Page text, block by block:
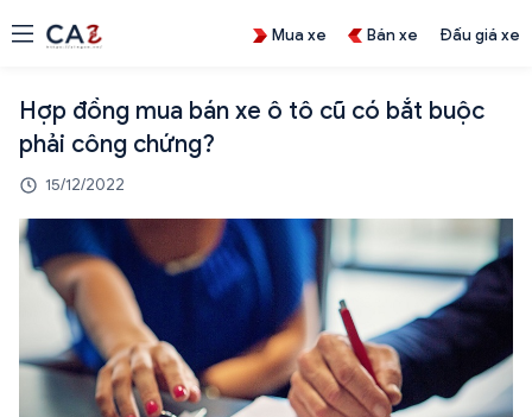
Mua xe Bán xe Đấu giá xe
Hợp đồng mua bán xe ô tô cũ có bắt buộc
phải công chứng?
15/12/2022